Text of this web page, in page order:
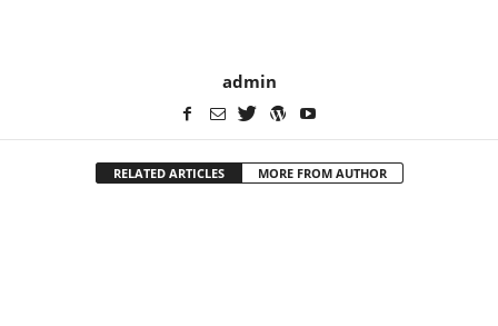
admin
RELATED ARTICLES MORE FROM AUTHOR